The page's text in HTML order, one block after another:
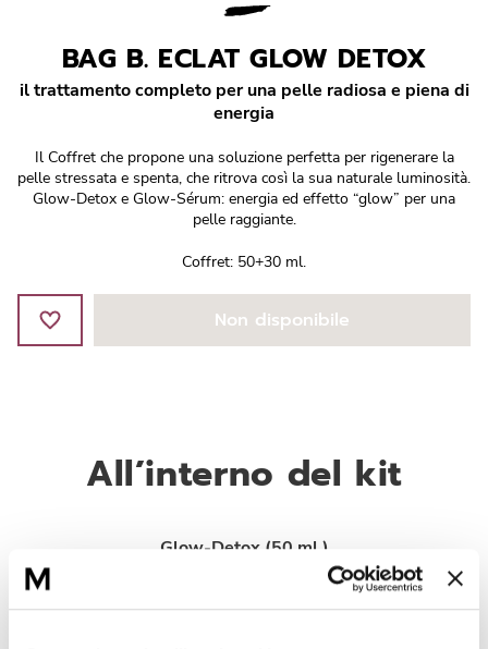
Réponse Délicate
Réponse Cosmake-up
Réponse Fondamentale
Réponse Soleil
BAG B. ECLAT GLOW DETOX
il trattamento completo per una pelle radiosa e piena di
energia
Il Coffret che propone una soluzione perfetta per rigenerare la
pelle stressata e spenta, che ritrova così la sua naturale luminosità.
Glow-Detox e Glow-Sérum: energia ed effetto “glow” per una
pelle raggiante.
Coffret: 50+30 ml.
Non disponibile
All’interno del kit
Glow-Detox (50 ml.)
Crema viso per minimizzare i segni di fatica